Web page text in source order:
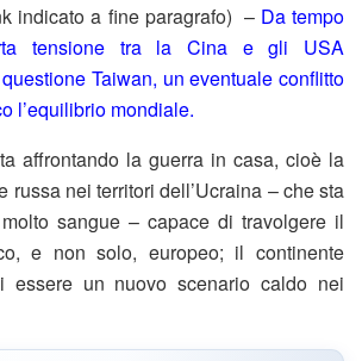
indicato a fine paragrafo) – Da tempo
tensione tra la Cina e gli USA
Taiwan, un eventuale conflitto
l’equilibrio mondiale.
affrontando la guerra in casa, cioè la
russa nei territori dell’Ucraina – che sta
sangue – capace di travolgere il
e non solo, europeo; il continente
essere un nuovo scenario caldo nei